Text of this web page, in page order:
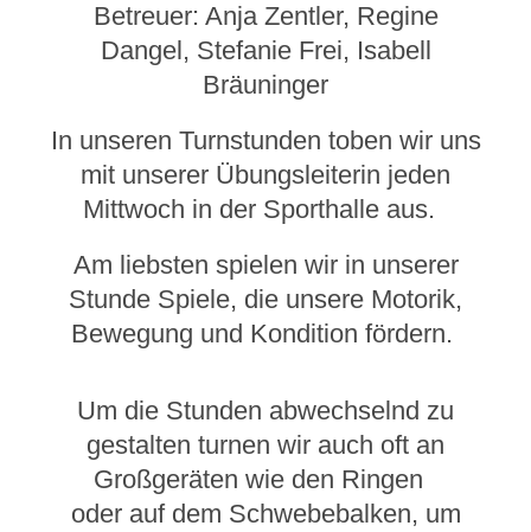
Betreuer: Anja Zentler, Regine
Dangel, Stefanie Frei, Isabell
Bräuninger
​In unseren Turnstunden toben wir uns
mit unserer Übungsleiterin jeden
Mittwoch in der Sporthalle aus.
Am liebsten spielen wir in unserer
Stunde Spiele, die unsere Motorik,
Bewegung und Kondition fördern.
Um die Stunden abwechselnd zu
gestalten turnen wir auch oft an
Großgeräten wie den Ringen
oder auf dem Schwebebalken, um